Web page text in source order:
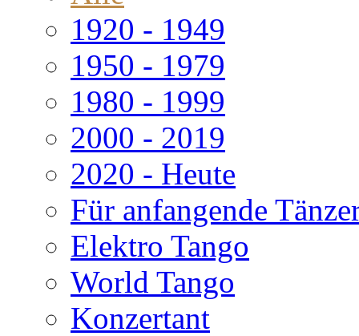
1920 - 1949
1950 - 1979
1980 - 1999
2000 - 2019
2020 - Heute
Für anfangende
Elektro Tango
World Tango
Konzertant